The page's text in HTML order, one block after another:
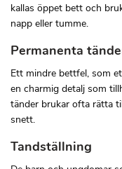
kallas öppet bett och
napp eller tumme.
Permanenta
Ett mindre bettfel, som
en charmig detalj som
tänder brukar ofta rätta
snett.
Tandställning